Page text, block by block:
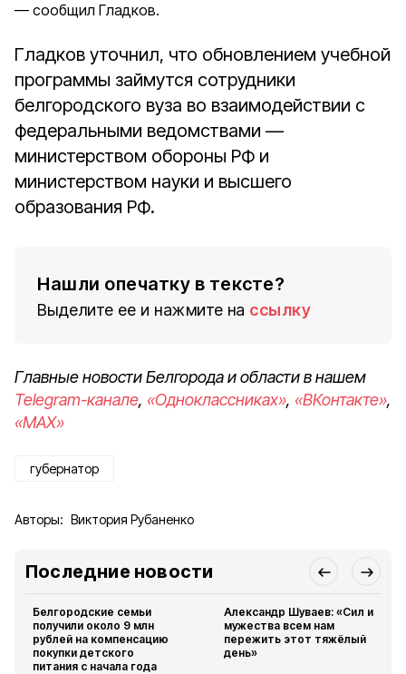
сообщил Гладков.
Гладков уточнил, что обновлением учебной
программы займутся сотрудники
белгородского вуза во взаимодействии с
федеральными ведомствами —
министерством обороны РФ и
министерством науки и высшего
образования РФ.
Нашли опечатку в тексте?
Выделите ее и нажмите на ссылку
Главные новости Белгорода и области в нашем
Telegram-канале, «Одноклассниках», «ВКонтакте»,
«MAX»
губернатор
Авторы: Виктория Рубаненко
Последние новости
Белгородские семьи
получили около 9 млн
рублей на компенсацию
покупки детского
питания с начала года
Александр Шуваев: «Сил и
мужества всем нам
пережить этот тяжёлый
день»